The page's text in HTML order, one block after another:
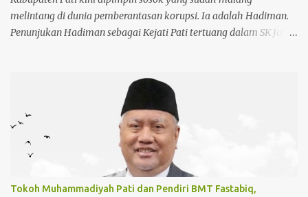
melintang di dunia pemberantasan korupsi. Ia adalah Hadiman.
Penunjukan Hadiman sebagai Kejati Pati tertuang dalam SK Jaksa
Hendro Dewanto. Nama Hadiman memang tidak asing di
kalangan penegak hukum. Reputasinya sebagai jaksa pemberani
dan anti korupsi sudah terbukti sejak ia memimpin Kejari
Kuansing. Hadiman, sebelumnya menjabat sebagai Aspidsus
Kejaksaan Tinggi Sumatera Barat dan pernah menjadi Kajari
Kuantan Singingi, Riau. Baca juga: Hari Jadi Koperasi ke 79,
Chandra: Koperasi Harus Jadi Penggerak Ekonomi Kerakyatan
Tokoh Muhammadiyah Pati dan Pendiri BMT Fastabiq,